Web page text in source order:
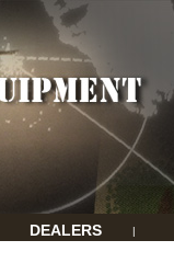
DEALERS |